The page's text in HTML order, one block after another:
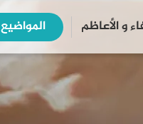
و الأعاظم المواضیع